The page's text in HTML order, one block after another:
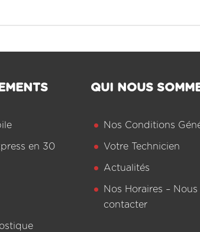
en 30
QUI NOUS
Nos Conditions
Votre Technicien
Actualités
Nos Horaires – Nous
contacter